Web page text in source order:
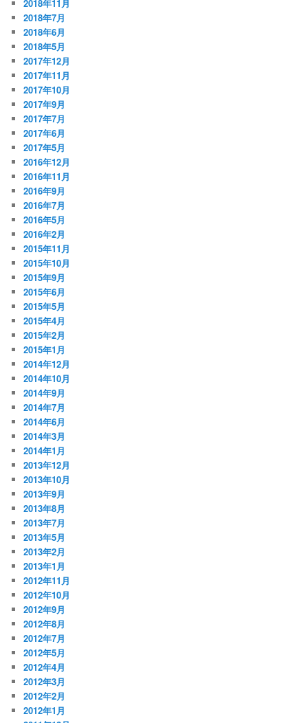
2018年11月
2018年7月
2018年6月
2018年5月
2017年12月
2017年11月
2017年10月
2017年9月
2017年7月
2017年6月
2017年5月
2016年12月
2016年11月
2016年9月
2016年7月
2016年5月
2016年2月
2015年11月
2015年10月
2015年9月
2015年6月
2015年5月
2015年4月
2015年2月
2015年1月
2014年12月
2014年10月
2014年9月
2014年7月
2014年6月
2014年3月
2014年1月
2013年12月
2013年10月
2013年9月
2013年8月
2013年7月
2013年5月
2013年2月
2013年1月
2012年11月
2012年10月
2012年9月
2012年8月
2012年7月
2012年5月
2012年4月
2012年3月
2012年2月
2012年1月